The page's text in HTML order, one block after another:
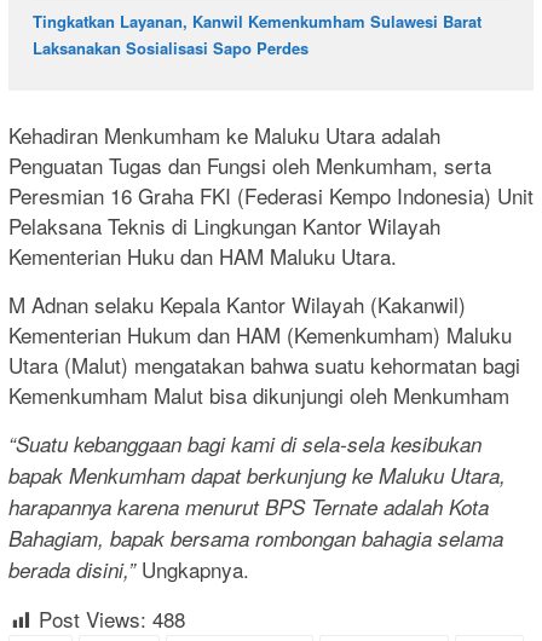
Tingkatkan Layanan, Kanwil Kemenkumham Sulawesi Barat
Laksanakan Sosialisasi Sapo Perdes
Kehadiran Menkumham ke Maluku Utara adalah
Penguatan Tugas dan Fungsi oleh Menkumham, serta
Peresmian 16 Graha FKI (Federasi Kempo Indonesia) Unit
Pelaksana Teknis di Lingkungan Kantor Wilayah
Kementerian Huku dan HAM Maluku Utara.
M Adnan selaku Kepala Kantor Wilayah (Kakanwil)
Kementerian Hukum dan HAM (Kemenkumham) Maluku
Utara (Malut) mengatakan bahwa suatu kehormatan bagi
Kemenkumham Malut bisa dikunjungi oleh Menkumham
“Suatu kebanggaan bagi kami di sela-sela kesibukan
bapak Menkumham dapat berkunjung ke Maluku Utara,
harapannya karena menurut BPS Ternate adalah Kota
Bahagiam, bapak bersama rombongan bahagia selama
berada disini,”Ungkapnya.
Post Views: 488